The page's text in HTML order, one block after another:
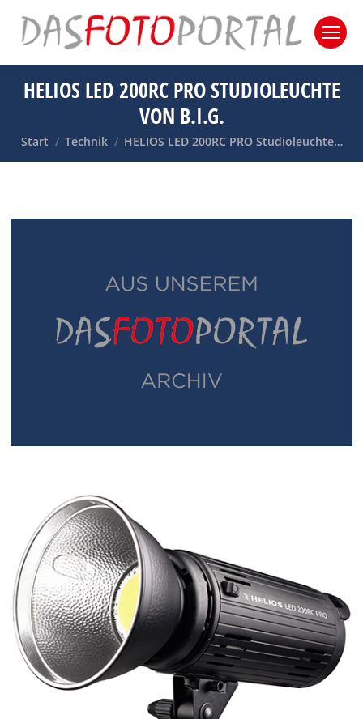
HELIOS LED 200RC PRO STUDIOLEUCHTE
VON B.I.G.
Sie befinden sich hier:
Start Technik HELIOS LED 200RC PRO Studioleuchte…